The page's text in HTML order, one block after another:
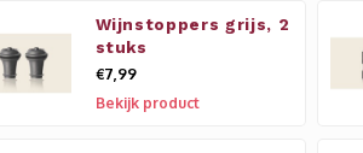
Wijnstoppers grijs, 2
stuks
€7,99
Bekijk product